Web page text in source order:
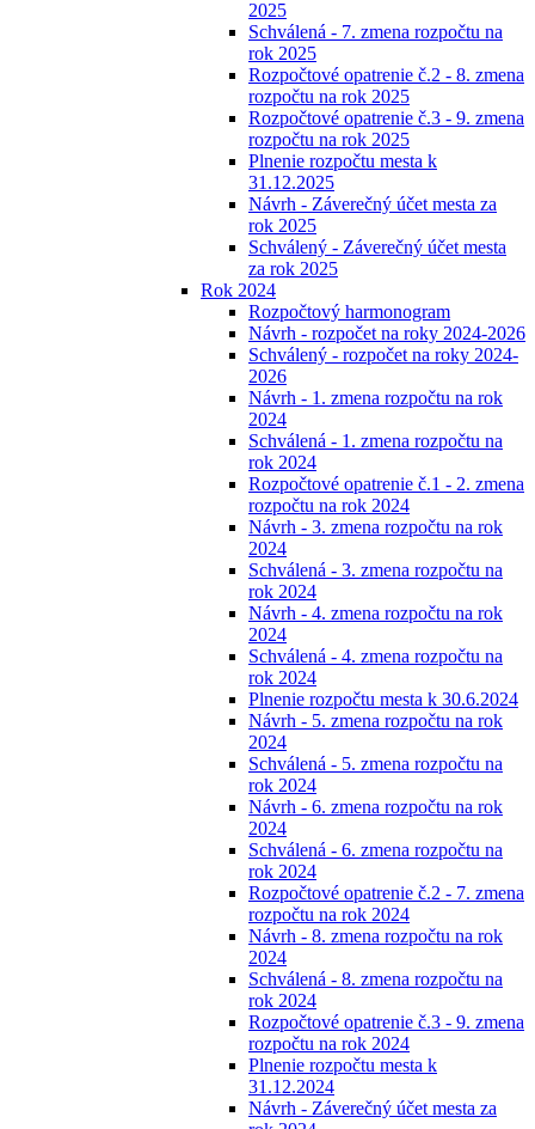
2025
Schválená - 7. zmena rozpočtu na
rok 2025
Rozpočtové opatrenie č.2 - 8. zmena
rozpočtu na rok 2025
Rozpočtové opatrenie č.3 - 9. zmena
rozpočtu na rok 2025
Plnenie rozpočtu mesta k
31.12.2025
Návrh - Záverečný účet mesta za
rok 2025
Schválený - Záverečný účet mesta
za rok 2025
Rok 2024
Rozpočtový harmonogram
Návrh - rozpočet na roky 2024-2026
Schválený - rozpočet na roky 2024-
2026
Návrh - 1. zmena rozpočtu na rok
2024
Schválená - 1. zmena rozpočtu na
rok 2024
Rozpočtové opatrenie č.1 - 2. zmena
rozpočtu na rok 2024
Návrh - 3. zmena rozpočtu na rok
2024
Schválená - 3. zmena rozpočtu na
rok 2024
Návrh - 4. zmena rozpočtu na rok
2024
Schválená - 4. zmena rozpočtu na
rok 2024
Plnenie rozpočtu mesta k 30.6.2024
Návrh - 5. zmena rozpočtu na rok
2024
Schválená - 5. zmena rozpočtu na
rok 2024
Návrh - 6. zmena rozpočtu na rok
2024
Schválená - 6. zmena rozpočtu na
rok 2024
Rozpočtové opatrenie č.2 - 7. zmena
rozpočtu na rok 2024
Návrh - 8. zmena rozpočtu na rok
2024
Schválená - 8. zmena rozpočtu na
rok 2024
Rozpočtové opatrenie č.3 - 9. zmena
rozpočtu na rok 2024
Plnenie rozpočtu mesta k
31.12.2024
Návrh - Záverečný účet mesta za